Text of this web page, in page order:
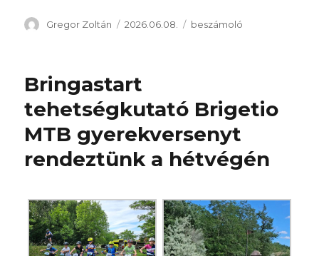
Szerző
Gregor Zoltán Közzétéve
2026.06.08. Kategória
beszámoló
Bringastart
tehetségkutató Brigetio
MTB gyerekversenyt
rendeztünk a hétvégén